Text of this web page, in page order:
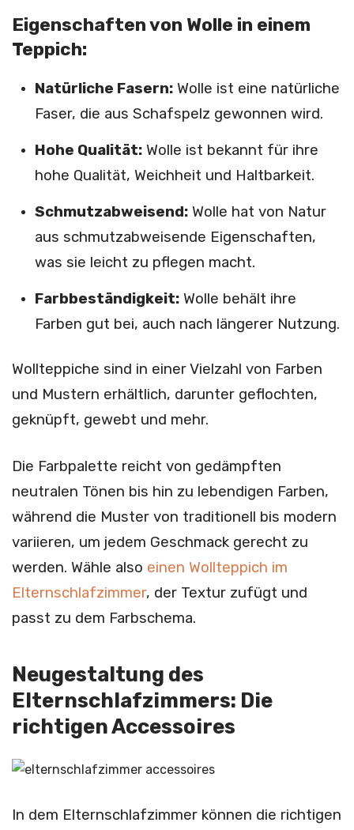
Eigenschaften von Wolle in einem
Teppich:
Natürliche Fasern:Wolle ist eine natürliche
Faser, die aus Schafspelz gewonnen wird.
Hohe Qualität:Wolle ist bekannt für ihre
hohe Qualität, Weichheit und Haltbarkeit.
Schmutzabweisend:Wolle hat von Natur
aus schmutzabweisende Eigenschaften,
was sie leicht zu pflegen macht.
Farbbeständigkeit:Wolle behält ihre
Farben gut bei, auch nach längerer Nutzung.
Wollteppiche sind in einer Vielzahl von Farben
und Mustern erhältlich, darunter geflochten,
geknüpft, gewebt und mehr.
Die Farbpalette reicht von gedämpften
neutralen Tönen bis hin zu lebendigen Farben,
während die Muster von traditionell bis modern
variieren, um jedem Geschmack gerecht zu
werden. Wähle also einen Wollteppich im
Elternschlafzimmer, der Textur zufügt und
passt zu dem Farbschema.
Neugestaltung des
Elternschlafzimmers: Die
richtigen Accessoires
In dem Elternschlafzimmer können die richtigen